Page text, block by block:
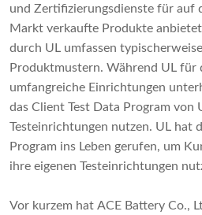
und Zertifizierungsdienste für auf
Markt verkaufte Produkte
durch UL umfassen
Produktmustern. Während UL für
umfangreiche Einrichtungen
das Client Test Data Program von
Testeinrichtungen nutzen. UL hat
Program ins Leben gerufen, um
ihre eigenen Testeinrichtungen
Vor kurzem hat ACE Battery Co.,